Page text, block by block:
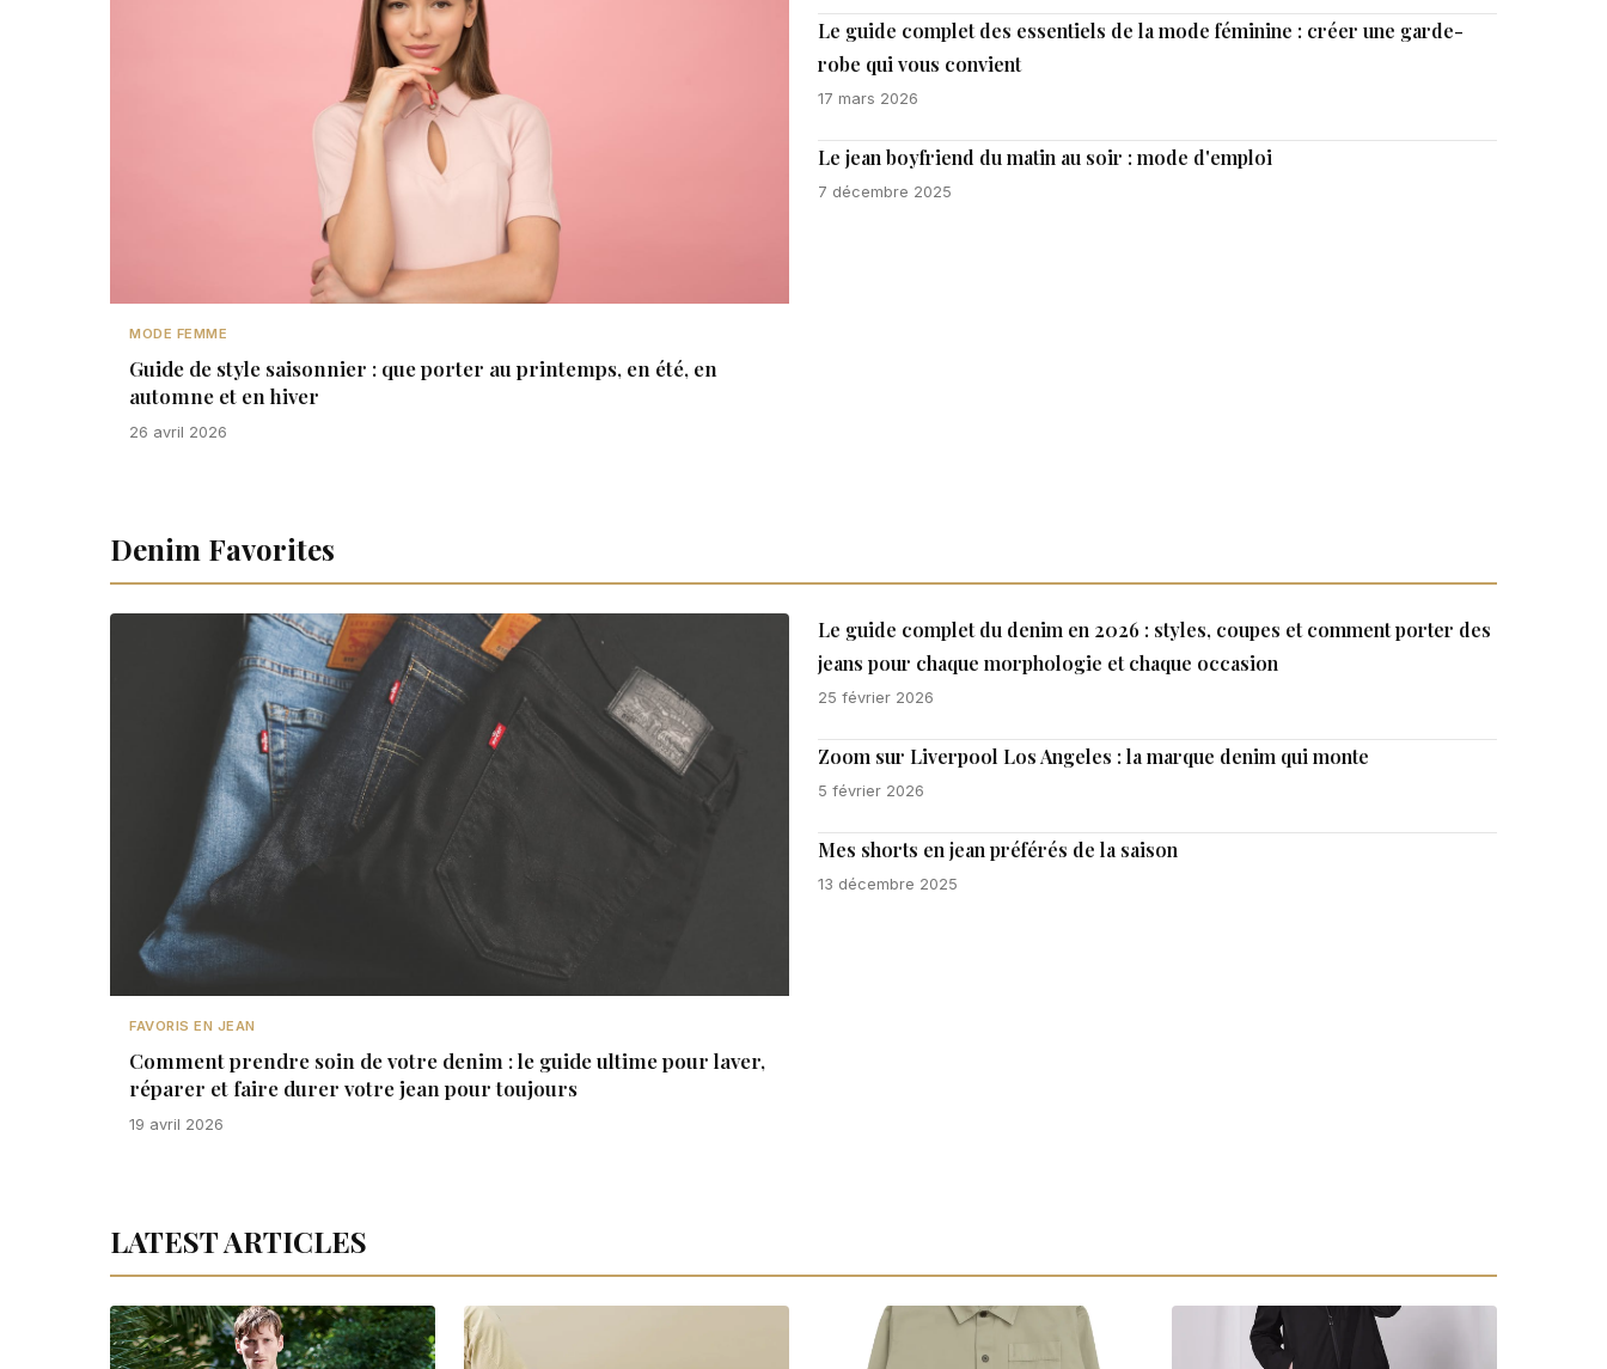
MODE FEMME
Guide de style saisonnier : que porter au printemps, en été, en
automne et en hiver
26 avril 2026
Le guide complet des essentiels de la mode féminine : créer une garde-
robe qui vous convient
17 mars 2026
Le jean boyfriend du matin au soir : mode d'emploi
7 décembre 2025
Denim Favorites
FAVORIS EN JEAN
Comment prendre soin de votre denim : le guide ultime pour laver,
réparer et faire durer votre jean pour toujours
19 avril 2026
Le guide complet du denim en 2026 : styles, coupes et comment porter des
jeans pour chaque morphologie et chaque occasion
25 février 2026
Zoom sur Liverpool Los Angeles : la marque denim qui monte
5 février 2026
Mes shorts en jean préférés de la saison
13 décembre 2025
LATEST ARTICLES